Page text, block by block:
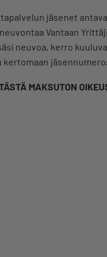
jäsenet
Vantaan
neuvoa, kerro
kertomaan
MAKSUTON